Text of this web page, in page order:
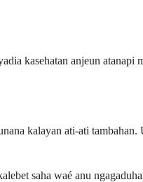
kasehatan anjeun atanapi
kalayan ati-ati
saha waé anu